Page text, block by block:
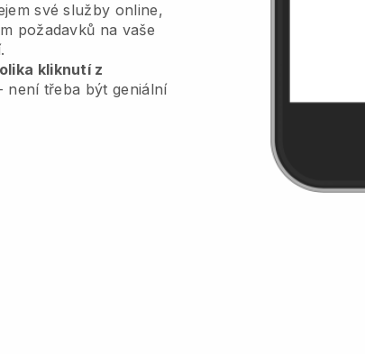
své služby online,
požadavků na vaše
kliknutí z
není třeba být geniální